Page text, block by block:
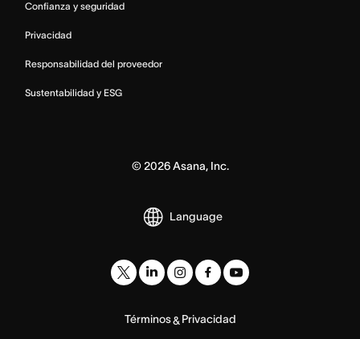
Confianza y seguridad
Privacidad
Responsabilidad del proveedor
Sustentabilidad y ESG
©2026Asana, Inc.
Language
Términos& Privacidad